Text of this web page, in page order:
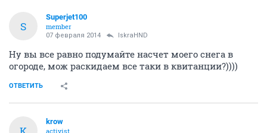
S
Superjet100
member
07 февраля 2014 IskraHND
Ну вы все равно подумайте насчет моего снега в
огороде, мож раскидаем все таки в квитанции?))))
ОТВЕТИТЬ
krow
activist